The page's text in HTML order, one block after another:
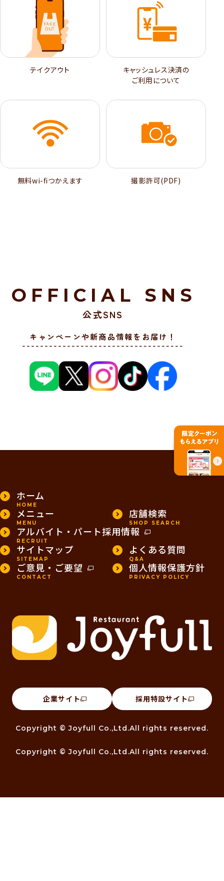
テイクアウト
キャッシュレス決済の
ご利用について
無料wi-ﬁつかえます 撮影許可(PDF)
OFFICIAL SNS
公式SNS
キャンペーンや新商品情報をお届け！
PAGE TOP
ホーム
HOME
メニュー
MENU
店舗検索
SHOP SEARCH
アルバイト・パート採用情報
RECRUIT
サイトマップ
SITEMAP
よくある質問
Q&A
ご意見・ご要望
CONTACT
個人情報保護方針
PRIVACY POLICY
企業サイト 採用特設サイト
Copyright © Joyfull Co.,Ltd.All rights reserved.
Copyright © Joyfull Co.,Ltd.All rights reserved.